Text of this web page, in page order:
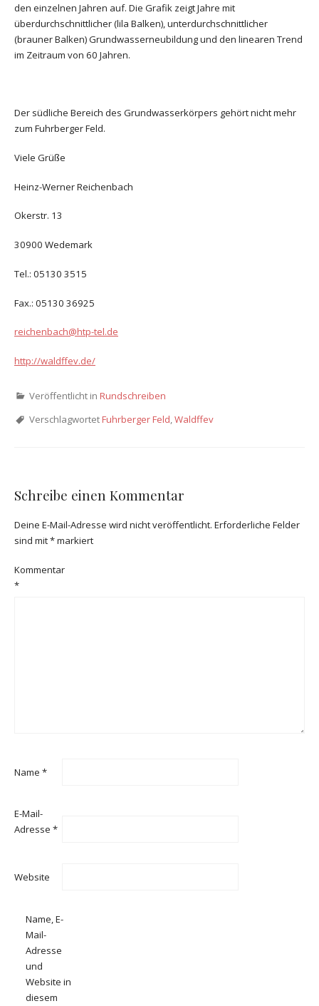
den einzelnen Jahren auf. Die Grafik zeigt Jahre mit
überdurchschnittlicher (lila Balken), unterdurchschnittlicher
(brauner Balken) Grundwasserneubildung und den linearen Trend
im Zeitraum von 60 Jahren.
Der südliche Bereich des Grundwasserkörpers gehört nicht mehr
zum Fuhrberger Feld.
Viele Grüße
Heinz-Werner Reichenbach
Okerstr. 13
30900 Wedemark
Tel.: 05130 3515
Fax.: 05130 36925
reichenbach@htp-tel.de
http://waldffev.de/
Veröffentlicht in Rundschreiben
VerschlagwortetFuhrberger Feld,Waldffev
Schreibe einen Kommentar
Deine E-Mail-Adresse wird nicht veröffentlicht. Erforderliche Felder
sind mit*markiert
Kommentar
*
Name *
E-Mail-
Adresse *
Website
Name, E-
Mail-
Adresse
und
Website in
diesem